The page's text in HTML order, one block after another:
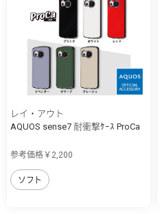
レイ・アウト
AQUOS sense7 耐衝撃ｹｰｽ ProCa
参考価格￥2,200
ソフト